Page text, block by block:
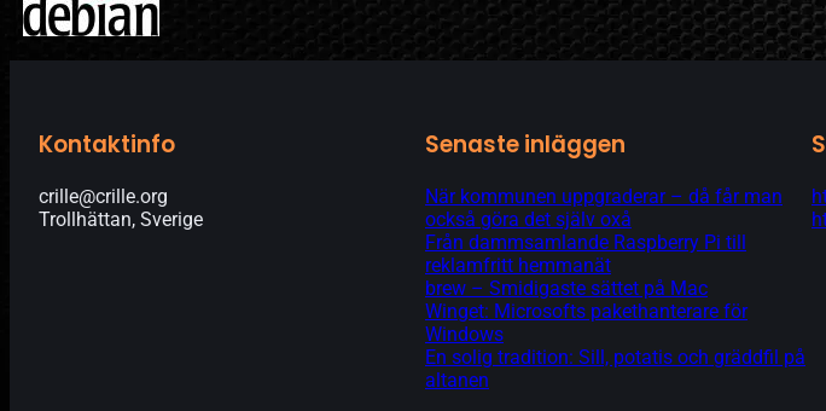
Kontaktinfo
crille@crille.org
Trollhättan, Sverige
Senaste inläggen
När kommunen uppgraderar – då får man
också göra det själv oxå
Från dammsamlande Raspberry Pi till
reklamfritt hemmanät
brew – Smidigaste sättet på Mac
Winget: Microsofts pakethanterare för
Windows
En solig tradition: Sill, potatis och gräddfil på
altanen